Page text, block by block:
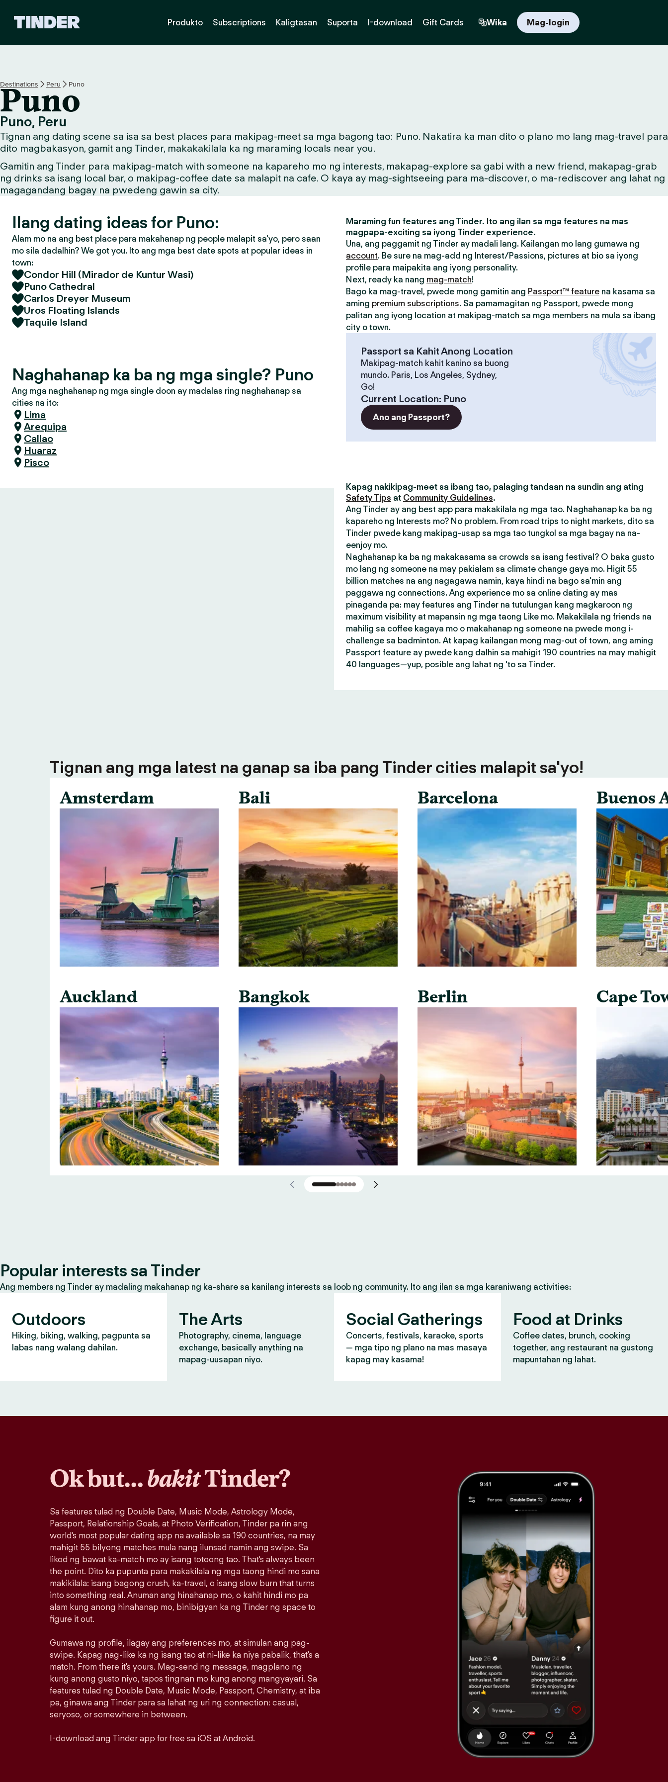
H
Produkto Subscriptions Kaligtasan Suporta I-download Gift Cards Wika Mag-login
Destinations Peru Puno
Puno
Puno, Peru
Tignan ang dating scene sa isa sa best places para makipag-meet sa mga bagong tao: Puno. Nakatira ka man dito o plano mo lang mag-travel para
dito magbakasyon, gamit ang Tinder, makakakilala ka ng maraming locals near you.
Gamitin ang Tinder para makipag-match with someone na kapareho mo ng interests, makapag-explore sa gabi with a new friend, makapag-grab
ng drinks sa isang local bar, o makipag-coffee date sa malapit na cafe. O kaya ay mag-sightseeing para ma-discover, o ma-rediscover ang lahat ng
magagandang bagay na pwedeng gawin sa city.
Ilang dating ideas for Puno:
Alam mo na ang best place para makahanap ng people malapit sa'yo, pero saan
mo sila dadalhin? We got you. Ito ang mga best date spots at popular ideas in
town:
Condor Hill (Mirador de Kuntur Wasi)
Puno Cathedral
Carlos Dreyer Museum
Uros Floating Islands
Taquile Island
Naghahanap ka ba ng mga single? Puno
Ang mga naghahanap ng mga single doon ay madalas ring naghahanap sa
cities na ito:
Lima
Arequipa
Callao
Huaraz
Pisco
Maraming fun features ang Tinder. Ito ang ilan sa mga features na mas
magpapa-exciting sa iyong Tinder experience.
Una, ang paggamit ng Tinder ay madali lang. Kailangan mo lang gumawa ng
account. Be sure na mag-add ng Interest/Passions, pictures at bio sa iyong
profile para maipakita ang iyong personality.
Next, ready ka nang mag-match!
Bago ka mag-travel, pwede mong gamitin ang Passport™ feature na kasama sa
aming premium subscriptions. Sa pamamagitan ng Passport, pwede mong
palitan ang iyong location at makipag-match sa mga members na mula sa ibang
city o town.
Passport sa Kahit Anong Location
Makipag-match kahit kanino sa buong
mundo. Paris, Los Angeles, Sydney,
Go!
Current Location: Puno
Ano ang Passport?
Kapag nakikipag-meet sa ibang tao, palaging tandaan na sundin ang ating
Safety Tips at Community Guidelines.
Ang Tinder ay ang best app para makakilala ng mga tao. Naghahanap ka ba ng
kapareho ng Interests mo? No problem. From road trips to night markets, dito sa
Tinder pwede kang makipag-usap sa mga tao tungkol sa mga bagay na na-
eenjoy mo.
Naghahanap ka ba ng makakasama sa crowds sa isang festival? O baka gusto
mo lang ng someone na may pakialam sa climate change gaya mo. Higit 55
billion matches na ang nagagawa namin, kaya hindi na bago sa'min ang
paggawa ng connections. Ang experience mo sa online dating ay mas
pinaganda pa: may features ang Tinder na tutulungan kang magkaroon ng
maximum visibility at mapansin ng mga taong Like mo. Makakilala ng friends na
mahilig sa coffee kagaya mo o makahanap ng someone na pwede mong i-
challenge sa badminton. At kapag kailangan mong mag-out of town, ang aming
Passport feature ay pwede kang dalhin sa mahigit 190 countries na may mahigit
40 languages—yup, posible ang lahat ng 'to sa Tinder.
Tignan ang mga latest na ganap sa iba pang Tinder cities malapit sa'yo!
Amsterdam
Auckland
Bali
Bangkok
Barcelona
Berlin
Buenos
Cape
Popular interests sa Tinder
Ang members ng Tinder ay madaling makahanap ng ka-share sa kanilang interests sa loob ng community. Ito ang ilan sa mga karaniwang activities:
Outdoors
Hiking, biking, walking, pagpunta sa
labas nang walang dahilan.
The Arts
Photography, cinema, language
exchange, basically anything na
mapag-uusapan niyo.
Social Gatherings
Concerts, festivals, karaoke, sports
— mga tipo ng plano na mas masaya
kapag may kasama!
Food at Drinks
Coffee dates, brunch, cooking
together, ang restaurant na gustong
mapuntahan ng lahat.
Ok but…bakitTinder?
Sa features tulad ng Double Date, Music Mode, Astrology Mode,
Passport, Relationship Goals, at Photo Verification, Tinder pa rin ang
world's most popular dating app na available sa 190 countries, na may
mahigit 55 bilyong matches mula nang ilunsad namin ang swipe. Sa
likod ng bawat ka-match mo ay isang totoong tao. That's always been
the point. Dito ka pupunta para makakilala ng mga taong hindi mo sana
makikilala: isang bagong crush, ka-travel, o isang slow burn that turns
into something real. Anuman ang hinahanap mo, o kahit hindi mo pa
alam kung anong hinahanap mo, binibigyan ka ng Tinder ng space to
figure it out.
Gumawa ng profile, ilagay ang preferences mo, at simulan ang pag-
swipe. Kapag nag-like ka ng isang tao at ni-like ka niya pabalik, that's a
match. From there it's yours. Mag-send ng message, magplano ng
kung anong gusto niyo, tapos tingnan mo kung anong mangyayari. Sa
features tulad ng Double Date, Music Mode, Passport, Chemistry, at iba
pa, ginawa ang Tinder para sa lahat ng uri ng connection: casual,
seryoso, or somewhere in between.
I-download ang Tinder app for free sa iOS at Android.